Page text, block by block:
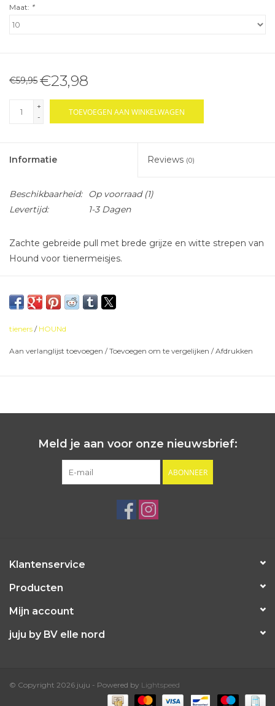
Maat: *
€59,95 €23,98
+
-
TOEVOEGEN AAN WINKELWAGEN
Informatie Reviews (0)
Beschikbaarheid: Op voorraad(1)
Levertijd:
1-3 Dagen
Zachte gebreide pull met brede grijze en witte strepen van
Hound voor tienermeisjes.
tieners / HOUNd
Aan verlanglijst toevoegen /Toevoegen om te vergelijken /Afdrukken
Meld je aan voor onze nieuwsbrief:
ABONNEER
Klantenservice
Producten
Mijn account
juju by BV elle nord
© Copyright 2026 juju - Powered by Lightspeed